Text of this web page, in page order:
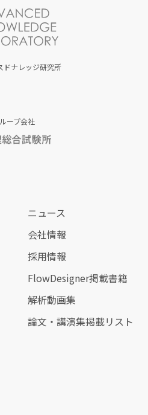
ドナレッジ研究所
ープ会社
ニュース
会社情報
採用情報
FlowDesigner掲載書籍
解析動画集
論文・講演集掲載リスト